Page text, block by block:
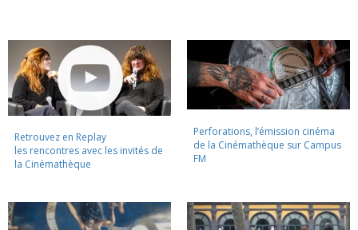
Retrouvez en Replay
les rencontres avec les invités de
la Cinémathèque
Perforations, l’émission cinéma
de la Cinémathèque sur Campus
FM